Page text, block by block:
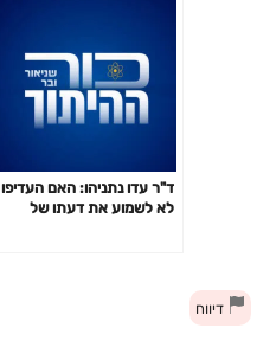
ד"ר עדו נתניהו: האם העדיפו
לא לשמוע את דעתו של
דיווח